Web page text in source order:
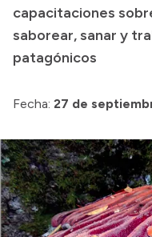
Inversión en Salud
Licitaciones
Consulta de
capacitaciones
saborear, sanar y
patagónicos
Fecha: 27 de